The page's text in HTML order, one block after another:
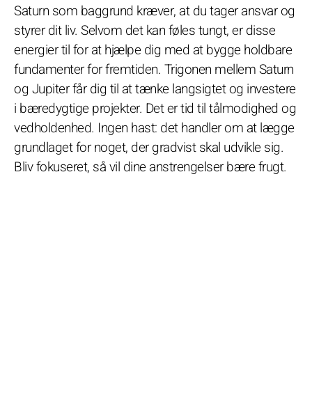
Saturn som baggrund kræver, at du tager ansvar og
styrer dit liv. Selvom det kan føles tungt, er disse
energier til for at hjælpe dig med at bygge holdbare
fundamenter for fremtiden. Trigonen mellem Saturn
og Jupiter får dig til at tænke langsigtet og investere
i bæredygtige projekter. Det er tid til tålmodighed og
vedholdenhed. Ingen hast: det handler om at lægge
grundlaget for noget, der gradvist skal udvikle sig.
Bliv fokuseret, så vil dine anstrengelser bære frugt.